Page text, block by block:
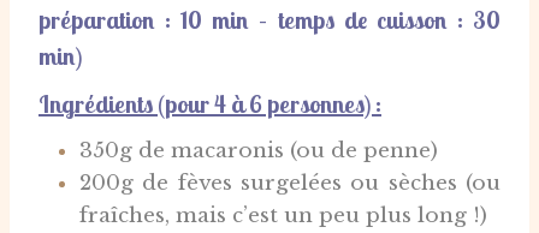
préparation : 10 min – temps de cuisson : 30
min)
Ingrédients (pour 4 à 6 personnes) :
350g de macaronis (ou de penne)
200g de fèves surgelées ou sèches (ou
fraîches, mais c’est un peu plus long !)